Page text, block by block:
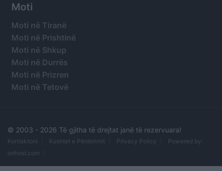
Moti
Moti në Tiranë
Moti në Prishtinë
Moti në Shkup
Moti në Durrës
Moti në Prizren
Moti në Tetovë
© 2003 - 2026 Të gjitha të drejtat janë të rezervuara!
Kontaktoni Kushtet e Përdorimit Privacy Policy
Powered by:
orihost.com